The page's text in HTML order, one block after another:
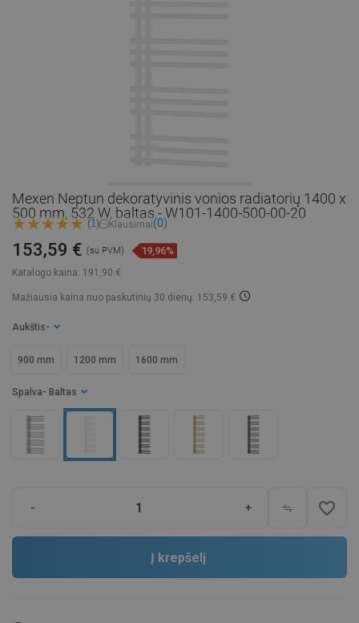
Mexen Neptun dekoratyvinis vonios radiatorių 1400 x
500 mm, 532 W, baltas - W101-1400-500-00-20
(1) Klausimai(0)
Katalogo kaina: 191,90 €
153,59 € (su PVM) 19,96%
Mažiausia kaina nuo paskutinių 30 dienų: 153,59 €
Aukštis-
900 mm 1200 mm 1600 mm
Spalva - Baltas
- + favorite_border
Į krepšelį